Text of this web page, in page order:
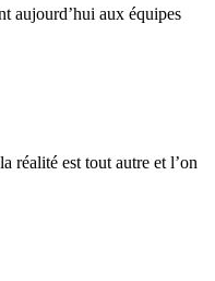
aujourd’hui aux équipes
réalité est tout autre et l’on